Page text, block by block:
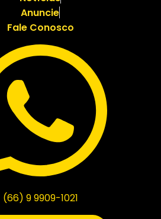
Anuncie
Fale Conosco
(66) 9 9909-1021